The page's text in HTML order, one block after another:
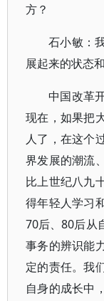
方？
石小敏：
展起来的状态
中国改革
现在，如果把
人了，在这个
界发展的潮流
比上世纪八九
得年轻人学习
70后、80后从
事务的辨识能
定的责任。我
自身的成长中